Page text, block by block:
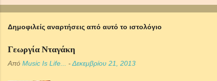
Δημοφιλείς αναρτήσεις από αυτό το ιστολόγιο
Γεωργία Νταγάκη
Από Music Is Life... -Δεκεμβρίου 21, 2013